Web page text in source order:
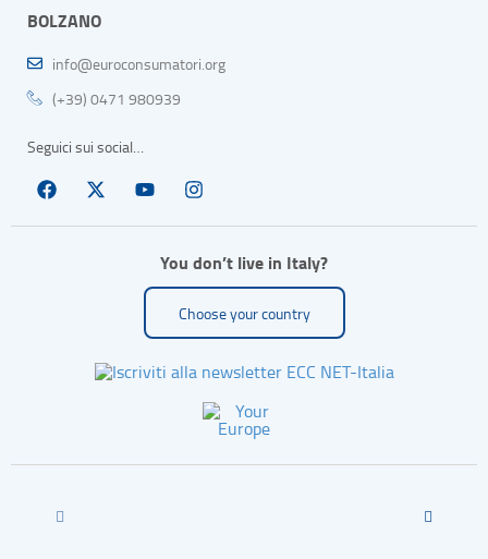
BOLZANO
info@euroconsumatori.org
(+39) 0471 980939
Seguici sui social…
You don’t live in Italy?
Choose your country